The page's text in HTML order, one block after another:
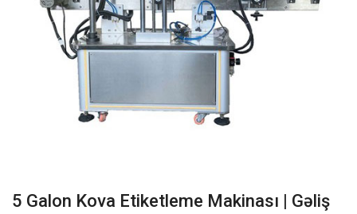
5 Galon Kova Etiketleme Makinası | Gəliş